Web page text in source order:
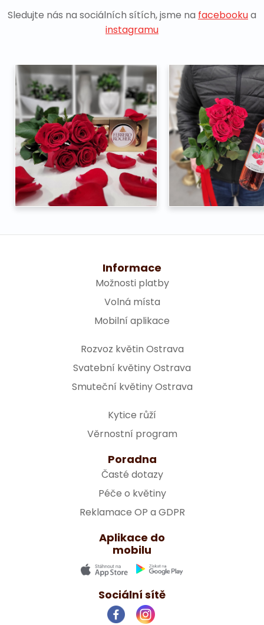
Sledujte nás na sociálních sítích, jsme na facebookua
instagramu
Informace
Možnosti platby
Volná místa
Mobilní aplikace
Rozvoz květin Ostrava
Svatební květiny Ostrava
Smuteční květiny Ostrava
Kytice růží
Věrnostní program
Poradna
Časté dotazy
Péče o květiny
Reklamace OP a GDPR
Aplikace do
mobilu
Sociální sítě